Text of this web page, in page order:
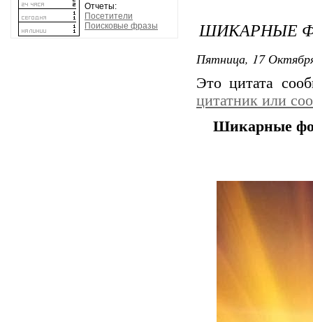
Отчеты:
Посетители
Поисковые фразы
ШИКАРНЫЕ
Пятница, 17
Это цитата
цитатник или
Шикарные